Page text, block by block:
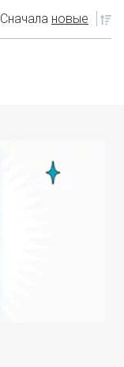
Сначала новые